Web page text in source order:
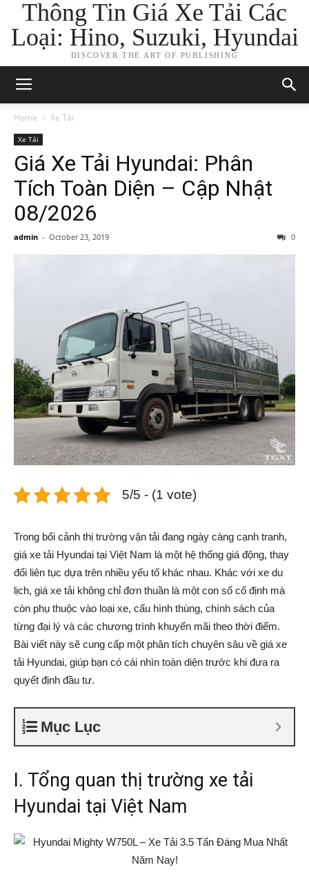
Thông Tin Giá Xe Tải Các
Loại: Hino, Suzuki, Hyundai
DISCOVER THE ART OF PUBLISHING
Home Xe Tải
Xe Tải
Giá Xe Tải Hyundai: Phân
Tích Toàn Diện – Cập Nhật
08/2026
admin - October 23, 2019 0
5/5 - (1 vote)
Trong bối cảnh thị trường vận tải đang ngày càng cạnh tranh,
giá xe tải Hyundai tại Việt Nam là một hệ thống giá động, thay
đổi liên tục dựa trên nhiều yếu tố khác nhau. Khác với xe du
lịch, giá xe tải không chỉ đơn thuần là một con số cố định mà
còn phụ thuộc vào loại xe, cấu hình thùng, chính sách của
từng đại lý và các chương trình khuyến mãi theo thời điểm.
Bài viết này sẽ cung cấp một phân tích chuyên sâu về giá xe
tải Hyundai, giúp bạn có cái nhìn toàn diện trước khi đưa ra
quyết định đầu tư.
Mục Lục
I. Tổng quan thị trường xe tải
Hyundai tại Việt Nam